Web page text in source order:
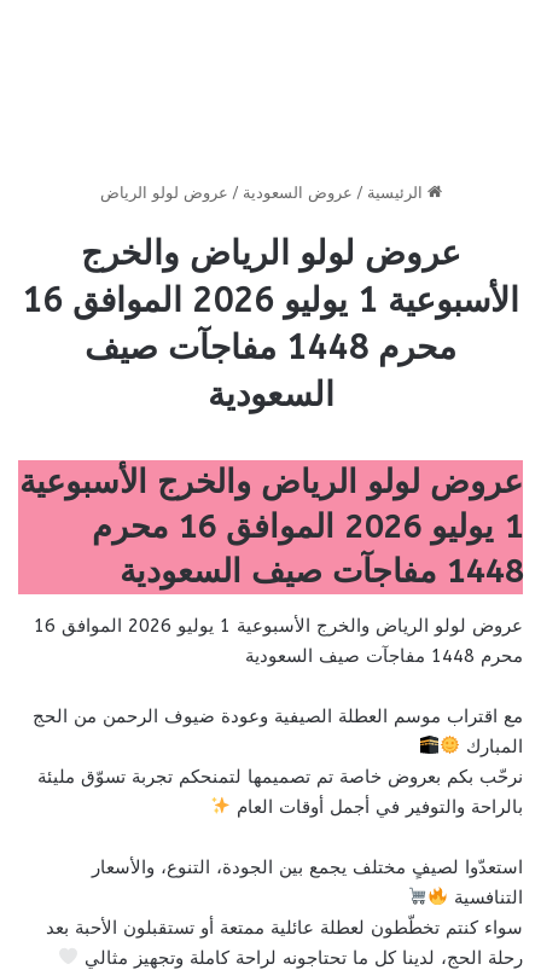
الرئيسية / عروض السعودية / عروض لولو الرياض
عروض لولو الرياض والخرج
الأسبوعية 1 يوليو 2026 الموافق 16
محرم 1448 مفاجآت صيف
السعودية
عروض لولو الرياض والخرج الأسبوعية
1 يوليو 2026 الموافق 16 محرم
1448 مفاجآت صيف السعودية
عروض لولو الرياض والخرج الأسبوعية 1 يوليو 2026 الموافق 16
محرم 1448 مفاجآت صيف السعودية
مع اقتراب موسم العطلة الصيفية وعودة ضيوف الرحمن من الحج
المبارك
نرحّب بكم بعروض خاصة تم تصميمها لتمنحكم تجربة تسوّق مليئة
بالراحة والتوفير في أجمل أوقات العام
استعدّوا لصيفٍ مختلف يجمع بين الجودة، التنوع، والأسعار
التنافسية
سواء كنتم تخطّطون لعطلة عائلية ممتعة أو تستقبلون الأحبة بعد
رحلة الحج، لدينا كل ما تحتاجونه لراحة كاملة وتجهيز مثالي